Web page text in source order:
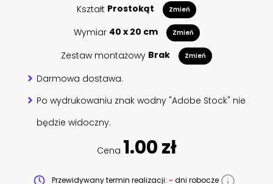
Kształt Prostokąt Zmień
Wymiar 40 x 20 cm Zmień
Zestaw montażowy Brak Zmień
Darmowa dostawa.
Po wydrukowaniu znak wodny "Adobe Stock" nie
będzie widoczny.
Cena 1.00 zł
Przewidywany termin realizacji: - dni robocze